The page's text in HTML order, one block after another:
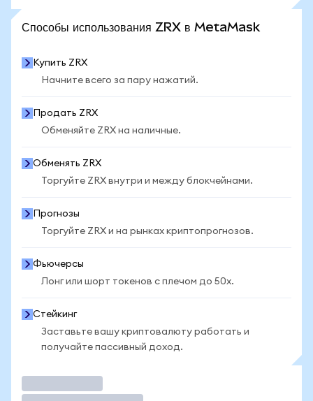
Способы использования ZRX в MetaMask
Купить ZRX
Начните всего за пару нажатий.
Продать ZRX
Обменяйте ZRX на наличные.
Обменять ZRX
Торгуйте ZRX внутри и между блокчейнами.
Прогнозы
Торгуйте ZRX и на рынках криптопрогнозов.
Фьючерсы
Лонг или шорт токенов с плечом до 50x.
Стейкинг
Заставьте вашу криптовалюту работать и
получайте пассивный доход.